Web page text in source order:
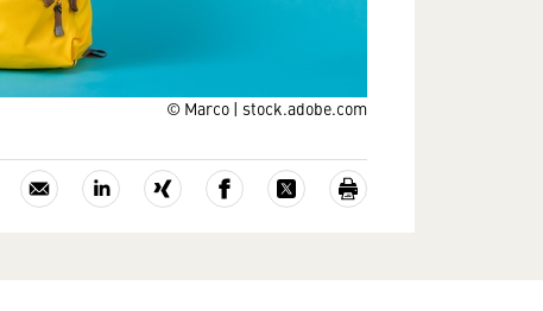
© Marco | stock.adobe.com